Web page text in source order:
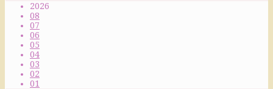
2026
08
07
06
05
04
03
02
01